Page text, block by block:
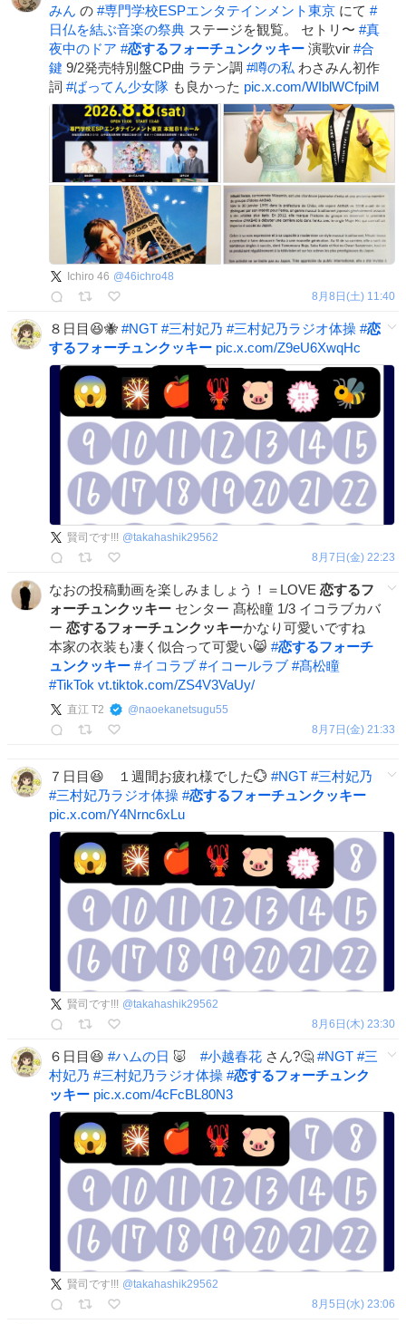
みん の #専門学校ESPエンタテインメント東京 にて #
日仏を結ぶ音楽の祭典 ステージを観覧。 セトリ〜 #真
夜中のドア #恋するフォーチュンクッキー 演歌vir #合
鍵 9/2発売特別盤CP曲 ラテン調 #噂の私 わさみん初作
詞 #ばってん少女隊 も良かった pic.x.com/WIblWCfpiM
Ichiro 46 @46ichro48
8月8日(土) 11:40
８日目😆🐝 #NGT #三村妃乃 #三村妃乃ラジオ体操 #恋
するフォーチュンクッキー pic.x.com/Z9eU6XwqHc
賢司です!!! @takahashik29562
8月7日(金) 22:23
なおの投稿動画を楽しみましょう！＝LOVE 恋するフ
ォーチュンクッキー センター 髙松瞳 1/3 イコラブカバ
ー 恋するフォーチュンクッキーかなり可愛いですね
本家の衣装も凄く似合って可愛い😸 #恋するフォーチ
ュンクッキー #イコラブ #イコールラブ #髙松瞳
#TikTok vt.tiktok.com/ZS4V3VaUy/
直江 T2 @naoekanetsugu55
8月7日(金) 21:33
７日目😆 １週間お疲れ様でした💮 #NGT #三村妃乃
#三村妃乃ラジオ体操 #恋するフォーチュンクッキー
pic.x.com/Y4Nrnc6xLu
賢司です!!! @takahashik29562
8月6日(木) 23:30
６日目😆 #ハムの日 🐷 #小越春花 さん?🤔 #NGT #三
村妃乃 #三村妃乃ラジオ体操 #恋するフォーチュンク
ッキー pic.x.com/4cFcBL80N3
賢司です!!! @takahashik29562
8月5日(水) 23:06